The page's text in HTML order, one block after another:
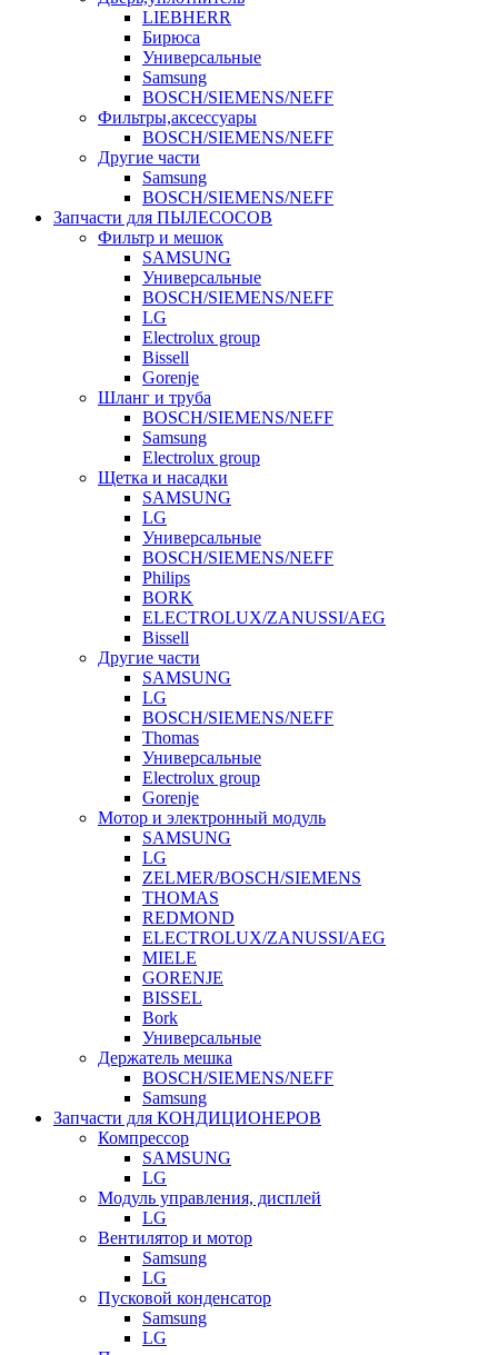
LIEBHERR
Бирюса
Универсальные
Samsung
BOSCH/SIEMENS/NEFF
Фильтры,аксессуары
BOSCH/SIEMENS/NEFF
Другие части
Samsung
BOSCH/SIEMENS/NEFF
Запчасти для ПЫЛЕСОСОВ
Фильтр и мешок
SAMSUNG
Универсальные
BOSCH/SIEMENS/NEFF
LG
Electrolux group
Bissell
Gorenje
Шланг и труба
BOSCH/SIEMENS/NEFF
Samsung
Electrolux group
Щетка и насадки
SAMSUNG
LG
Универсальные
BOSCH/SIEMENS/NEFF
Philips
BORK
ELECTROLUX/ZANUSSI/AEG
Bissell
Другие части
SAMSUNG
LG
BOSCH/SIEMENS/NEFF
Thomas
Универсальные
Electrolux group
Gorenje
Мотор и электронный модуль
SAMSUNG
LG
ZELMER/BOSCH/SIEMENS
THOMAS
REDMOND
ELECTROLUX/ZANUSSI/AEG
MIELE
GORENJE
BISSEL
Bork
Универсальные
Держатель мешка
BOSCH/SIEMENS/NEFF
Samsung
Запчасти для КОНДИЦИОНЕРОВ
Компрессор
SAMSUNG
LG
Модуль управления, дисплей
LG
Вентилятор и мотор
Samsung
LG
Пусковой конденсатор
Samsung
LG